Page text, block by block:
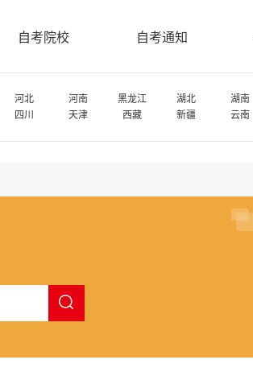
自考院校 自考通知
河北 河南 黑龙江 湖北 湖南
四川 天津 西藏 新疆 云南